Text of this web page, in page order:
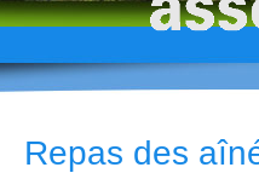
Repas des